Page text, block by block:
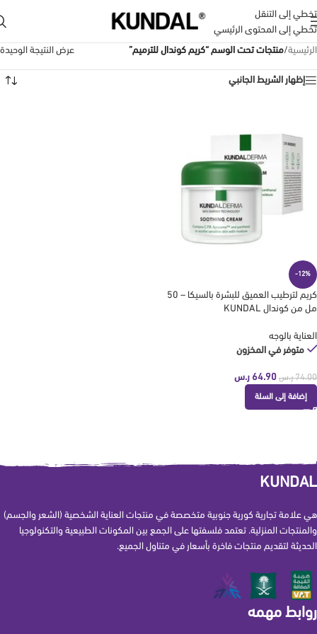
تخطي إلى التنقل
تخطي إلى المحتوى الرئيسي
الرئيسية/منتجات تحت الوسم “كريم كوندال للترميم” عرض النتيجة الوحيدة
إظهار الشريط الجانبي
-12%
كريم لترطيب العميق للبشرة بالسيكا – 50
مل من كوندال KUNDAL
العناية بالوجه
متوفر في المخزون
74.00 ر.س 64.90 ر.س
إضافة إلى السلة
KUNDAL
هي علامة تجارية كورية جنوبية متخصصة في منتجات العناية الشخصية (الشعر والجسم)
والمنتجات المنزلية. تعتمد فلسفتها على الجمع بين المكونات الطبيعية والتكنولوجيا
الحديثة لتقديم منتجات فاخرة بأسعار في متناول الجميع.
روابط مهمه